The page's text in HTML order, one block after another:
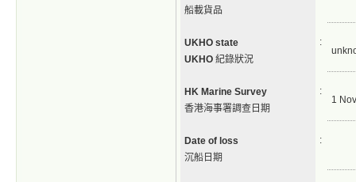
船載貨品
UKHO state
UKHO 紀錄狀況
:
HK Marine Survey
香港海事署調查日期
:
1
Date of loss
沉船日期
: